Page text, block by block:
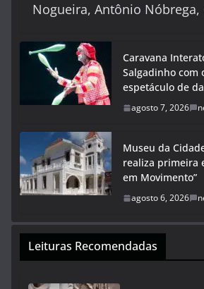
Nogueira, Antônio Nóbrega,
Caravana
Salgadinho com
espetáculo de
agosto 7, 2026
Museu da
realiza primeira
em Movimento”
agosto 6, 2026
Leituras Recomendadas